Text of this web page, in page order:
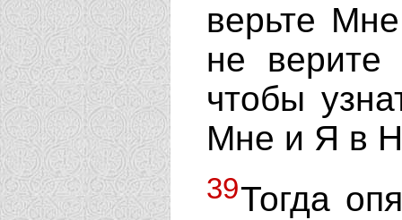
верьте
не
чтобы
Мне и Я в
39Тогда